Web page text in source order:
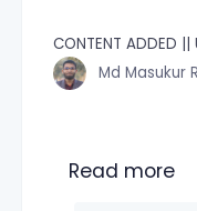
CONTENT ADDED ||
Md Masukur
Read more